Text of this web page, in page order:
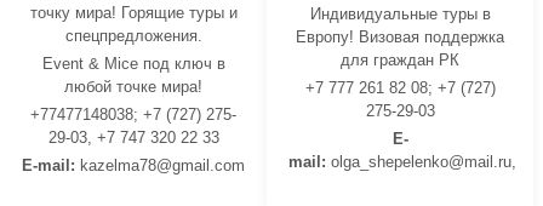
точку мира! Горящие туры и
спецпредложения.
Event & Mice под ключ в
любой точке мира!
+77477148038; +7 (727) 275-
29-03, +7 747 320 22 33
E-mail: kazelma78@gmail.com
Индивидуальные туры в
Европу! Визовая поддержка
для граждан РК
+7 777 261 82 08; +7 (727)
275-29-03
E-
mail: olga_shepelenko@mail.ru,